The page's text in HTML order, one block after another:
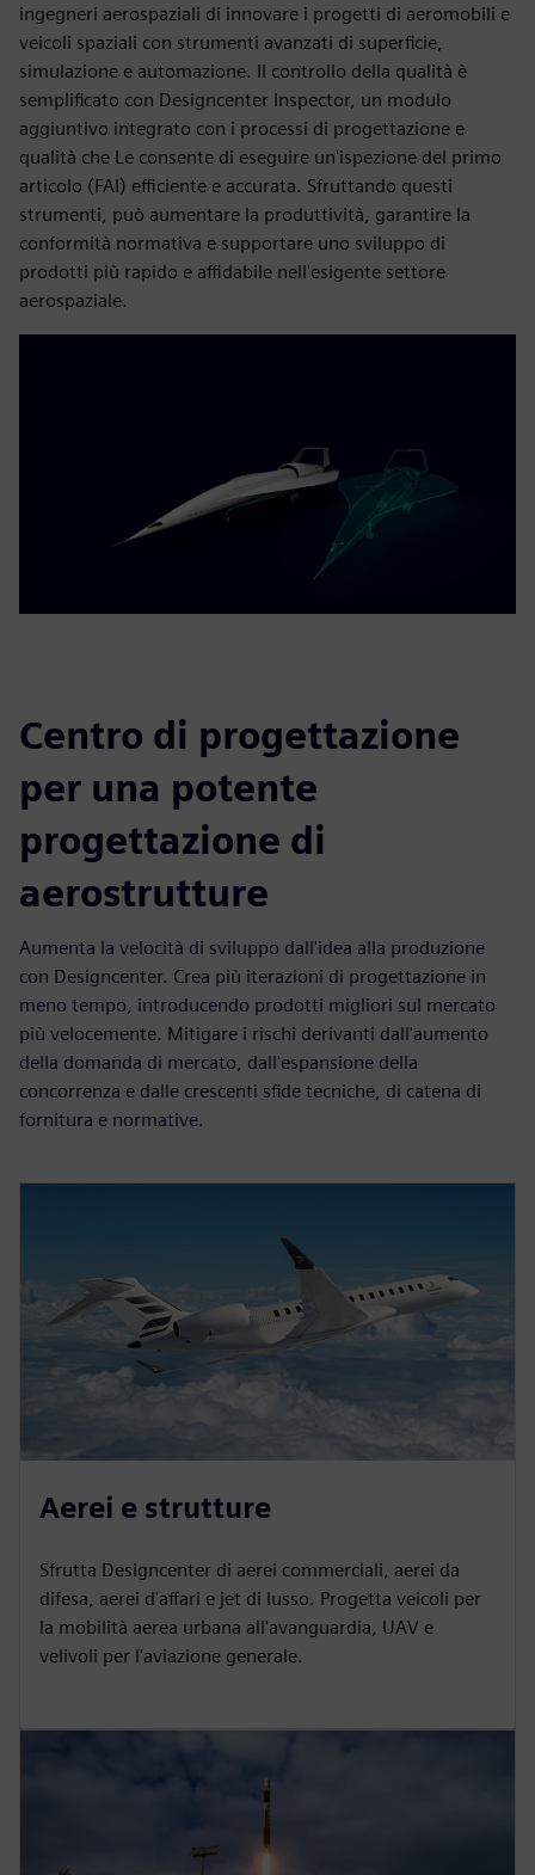
ingegneri aerospaziali di innovare i progetti di aeromobili e
veicoli spaziali con strumenti avanzati di superficie,
simulazione e automazione. Il controllo della qualità è
semplificato con Designcenter Inspector, un modulo
aggiuntivo integrato con i processi di progettazione e
qualità che Le consente di eseguire un'ispezione del primo
articolo (FAI) efficiente e accurata. Sfruttando questi
strumenti, può aumentare la produttività, garantire la
conformità normativa e supportare uno sviluppo di
prodotti più rapido e affidabile nell'esigente settore
aerospaziale.
Centro di progettazione
per una potente
progettazione di
aerostrutture
Aumenta la velocità di sviluppo dall'idea alla produzione
con Designcenter. Crea più iterazioni di progettazione in
meno tempo, introducendo prodotti migliori sul mercato
più velocemente. Mitigare i rischi derivanti dall'aumento
della domanda di mercato, dall'espansione della
concorrenza e dalle crescenti sfide tecniche, di catena di
fornitura e normative.
Aerei e strutture
Sfrutta Designcenter di aerei commerciali, aerei da
difesa, aerei d'affari e jet di lusso. Progetta veicoli per
la mobilità aerea urbana all'avanguardia, UAV e
velivoli per l'aviazione generale.